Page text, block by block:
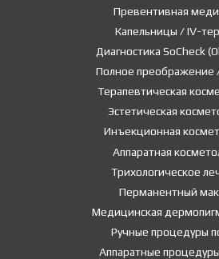
Превентивная
Капельницы / IV-
Диагностика SoCheck
Полное преображение
Терапевтическая
Эстетическая
Инъекционная
Аппаратная
Трихологическое
Перманентный
Медицинская
Ручные процедуры
Аппаратные